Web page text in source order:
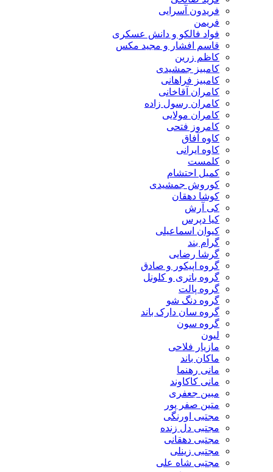
فریدون آسرایی
فریمن
فواد فالکو و دانش عسکری
قاسم افشار و مجید مکس
کاظم زرین
کامبیز جمشیدی
کامبیز فراهانی
کامران آقاخانی
کامران رسول زاده
کامران مولایی
کامروز فتحی
کاوه آفاق
کاوه ایرانی
کلمست
کمیل احتشام
کوروش جمشیدی
کوشا دهقان
کی آرش
کیا دپرس
کیوان اسماعیلی
گرام بند
گرشا رضایی
گروه اپیکور و صادق
گروه باتری و کلونل
گروه پالت
گروه دنگ شو
گروه سان دارک باند
گروه سون
لیون
مازیار فلاحی
ماکان باند
مانی رهنما
مانی کاکاوند
مبین جعفری
متین صفر پور
مجتبی اورنگی
مجتبی دل زنده
مجتبی دهقانی
مجتبی زینلی
مجتبی شاه علی